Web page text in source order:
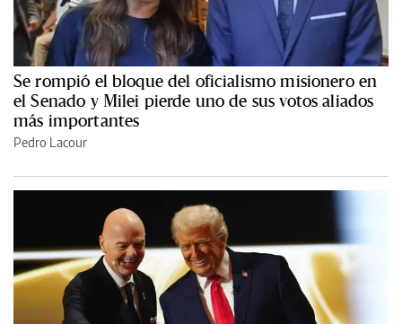
Se rompió el bloque del oficialismo misionero en
el Senado y Milei pierde uno de sus votos aliados
más importantes
Pedro Lacour